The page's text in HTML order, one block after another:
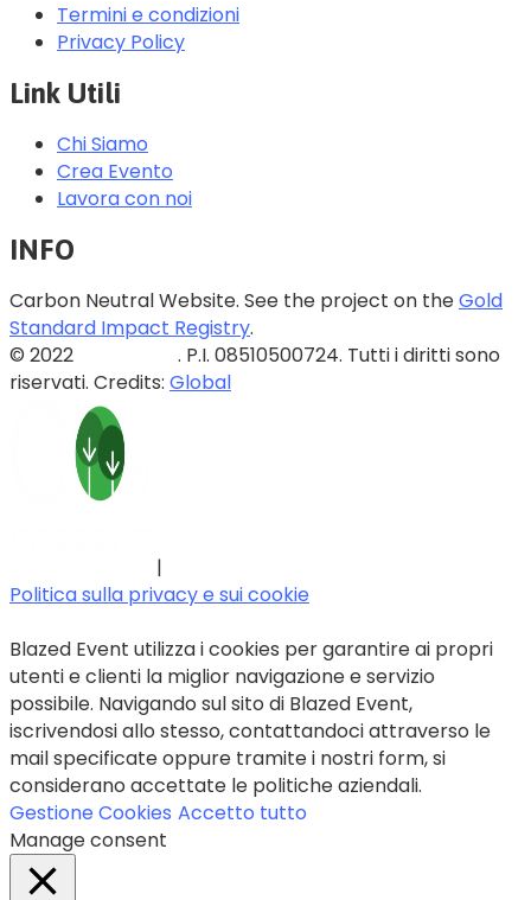
Termini e condizioni
Privacy Policy
Link Utili
Chi Siamo
Crea Evento
Lavora con noi
INFO
Carbon Neutral Website. See the project on theGold
Standard Impact Registry.
© 2022
. P.I. 08510500724. Tutti i diritti sono
riservati. Credits: Global
|
Politica sulla privacy e sui cookie
Blazed Event utilizza i cookies per garantire ai propri
utenti e clienti la miglior navigazione e servizio
possibile. Navigando sul sito di Blazed Event,
iscrivendosi allo stesso, contattandoci attraverso le
mail specificate oppure tramite i nostri form, si
considerano accettate le politiche aziendali.
Gestione Cookies Accetto tutto
Manage consent